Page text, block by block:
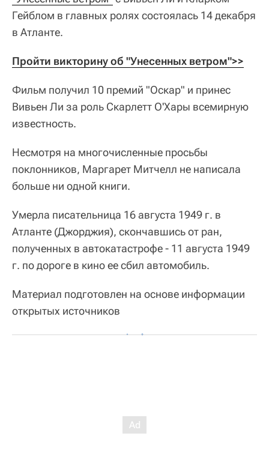
Гейблом в главных ролях состоялась 14 декабря
в Атланте.
Пройти викторину об "Унесенных ветром">>
Фильм получил 10 премий "Оскар" и принес
Вивьен Ли за роль Скарлетт О'Хары всемирную
известность.
Несмотря на многочисленные просьбы
поклонников, Маргарет Митчелл не написала
больше ни одной книги.
Умерла писательница 16 августа 1949 г. в
Атланте (Джорджия), скончавшись от ран,
полученных в автокатастрофе - 11 августа 1949
г. по дороге в кино ее сбил автомобиль.
Материал подготовлен на основе информации
открытых источников